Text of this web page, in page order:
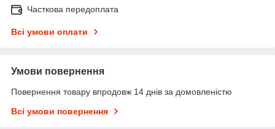
Часткова передоплата
Всі умови оплати
Умови повернення
Повернення товару впродовж 14 днів за домовленістю
Всі умови повернення